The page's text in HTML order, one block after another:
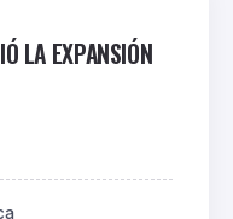
LA EXPANSIÓN